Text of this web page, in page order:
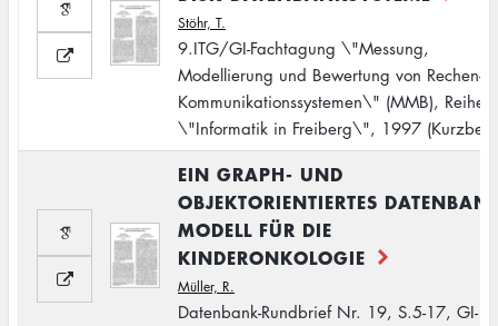
Stöhr, T.
9.ITG/GI-Fachtagung \"Messung,
Modellierung und Bewertung von Rechen-
Kommunikationssystemen\" (MMB), Reihe
\"Informatik in Freiberg\", 1997
EIN GRAPH- UND
OBJEKTORIENTIERTES
MODELL FÜR DIE
KINDERONKOLOGIE
Müller, R.
Datenbank-Rundbrief Nr. 19, S.5-17, GI-